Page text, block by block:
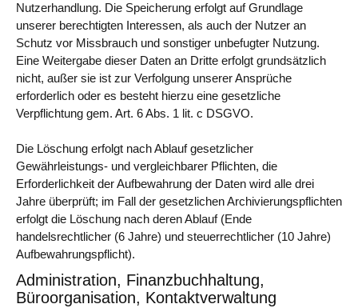
Nutzerhandlung. Die Speicherung erfolgt auf Grundlage
unserer berechtigten Interessen, als auch der Nutzer an
Schutz vor Missbrauch und sonstiger unbefugter Nutzung.
Eine Weitergabe dieser Daten an Dritte erfolgt grundsätzlich
nicht, außer sie ist zur Verfolgung unserer Ansprüche
erforderlich oder es besteht hierzu eine gesetzliche
Verpflichtung gem. Art. 6 Abs. 1 lit. c DSGVO.
Die Löschung erfolgt nach Ablauf gesetzlicher
Gewährleistungs- und vergleichbarer Pflichten, die
Erforderlichkeit der Aufbewahrung der Daten wird alle drei
Jahre überprüft; im Fall der gesetzlichen Archivierungspflichten
erfolgt die Löschung nach deren Ablauf (Ende
handelsrechtlicher (6 Jahre) und steuerrechtlicher (10 Jahre)
Aufbewahrungspflicht).
Administration, Finanzbuchhaltung,
Büroorganisation, Kontaktverwaltung